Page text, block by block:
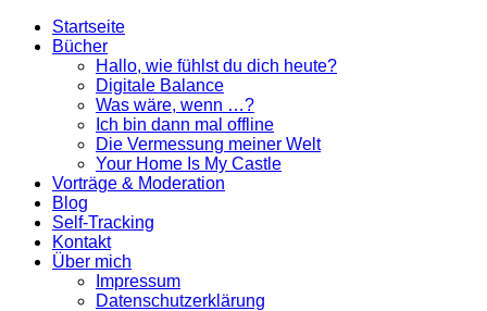
Startseite
Bücher
Hallo, wie fühlst du dich heute?
Digitale Balance
Was wäre, wenn …?
Ich bin dann mal offline
Die Vermessung meiner Welt
Your Home Is My Castle
Vorträge & Moderation
Blog
Self-Tracking
Kontakt
Über mich
Impressum
Datenschutzerklärung